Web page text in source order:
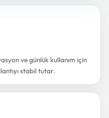
ve günlük kullanım için
stabil tutar.